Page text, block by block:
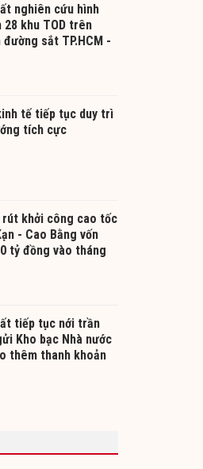
nghiên cứu hình
28 khu TOD trên
đường sắt TP.HCM -
tế tiếp tục duy trì
tích cực
rút khởi công cao tốc
- Cao Bằng vốn
tỷ đồng vào tháng
tiếp tục nới trần
Kho bạc Nhà nước
thêm thanh khoản